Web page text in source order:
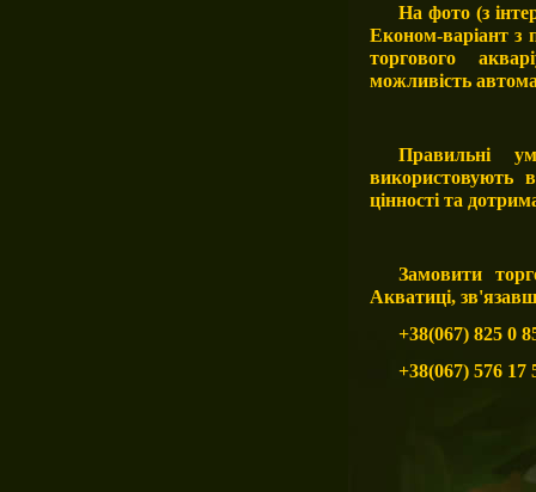
На фото (з
Економ-варіант з
торгового
можливість
Правильні
використовують
цінності та
Замовити
Акватиці,
+38(067) 825 0
+38(067) 576 17